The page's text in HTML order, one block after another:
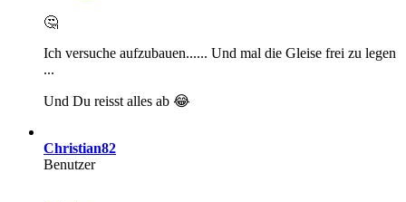
🤔
Ich versuche aufzubauen...... Und mal die Gleise frei zu legen
...
Und Du reisst alles ab 😂
Christian82
Benutzer